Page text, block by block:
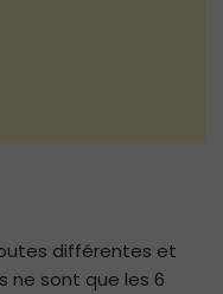
différentes et
ne sont que les 6